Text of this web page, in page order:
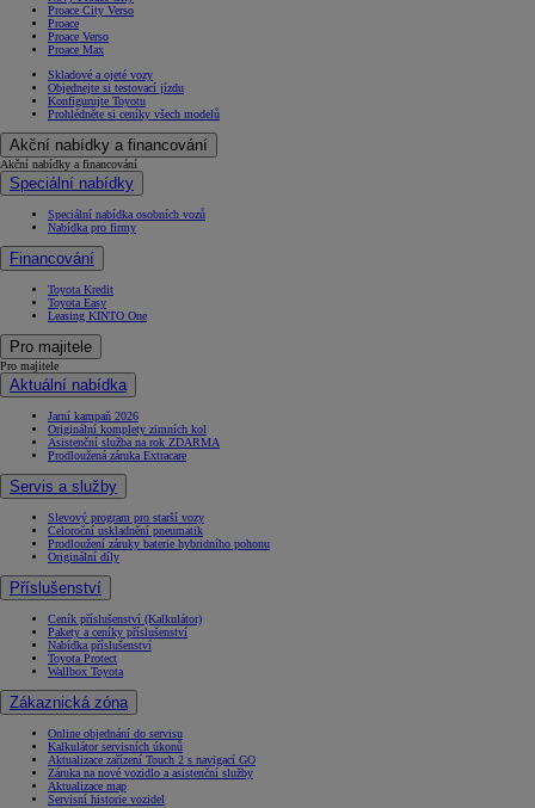
Proace City Verso
Proace
Proace Verso
Proace Max
Skladové a ojeté vozy
Objednejte si testovací jízdu
Konfigurujte Toyotu
Prohlédněte si ceníky všech modelů
Akční nabídky a financování
Akční nabídky a financování
Speciální nabídky
Speciální nabídka osobních vozů
Nabídka pro firmy
Financování
Toyota Kredit
Toyota Easy
Leasing KINTO One
Pro majitele
Pro majitele
Aktuální nabídka
Jarní kampaň 2026
Originální komplety zimních kol
Asistenční služba na rok ZDARMA
Prodloužená záruka Extracare
Servis a služby
Slevový program pro starší vozy
Celoroční uskladnění pneumatik
Prodloužení záruky baterie hybridního pohonu
Originální díly
Příslušenství
Ceník příslušenství (Kalkulátor)
Pakety a ceníky příslušenství
Nabídka příslušenství
Toyota Protect
Wallbox Toyota
Zákaznická zóna
Online objednání do servisu
Kalkulátor servisních úkonů
Aktualizace zařízení Touch 2 s navigací GO
Záruka na nové vozidlo a asistenční služby
Aktualizace map
Servisní historie vozidel